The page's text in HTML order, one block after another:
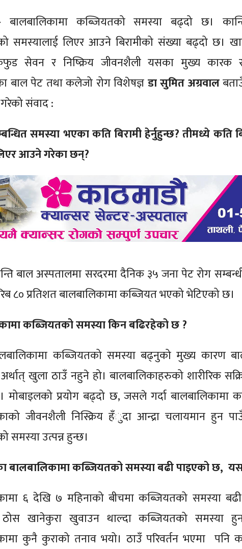
बालबालिकामा कब्जियतको समस्या बढ्दो छ।
समस्यालाई लिएर आउने बिरामीको संख्या बढ्दो छ।
सेवन र निष्क्रिय जीवनशैली यसका मुख्य कारक
बाल पेट तथा कलेजो रोग विशेषज्ञडा सुमित अग्रवाल
संवाद :
समस्या भएका कति बिरामी हेर्नुहुन्छ? तीमध्ये कति
आउने गरेका छन्?
बाल अस्पतालमा सरदरमा दैनिक ३५ जना पेट रोग सम्बन्धी
८० प्रतिशत बालबालिकामा कब्जियत भएको भेटिएको छ।
कब्जियतको समस्या किन बढिरहेको छ ?
कब्जियतको समस्या बढ्नुको मुख्य कारण
खुला ठाउँ नहुने हो। बालबालिकाहरुको शारीरिक
प्रयोग बढ्दो छ, जसले गर्दा बालबालिकामा
जीवनशैली निस्क्रिय हँुदा आन्द्रा चलायमान हुन
समस्या उत्पन्न हुन्छ।
बालबालिकामा कब्जियतको समस्या बढी पाइएको छ,
६ देखि ७ महिनाको बीचमा कब्जियतको समस्या
खानेकुरा खुवाउन थाल्दा कब्जियतको समस्या
कुनै कुराको तनाव भयो। ठाउँ परिवर्तन भएमा पनि